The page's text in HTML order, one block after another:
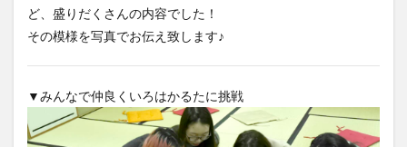
ど、盛りだくさんの内容でした！
その模様を写真でお伝え致します♪
▼みんなで仲良くいろはかるたに挑戦